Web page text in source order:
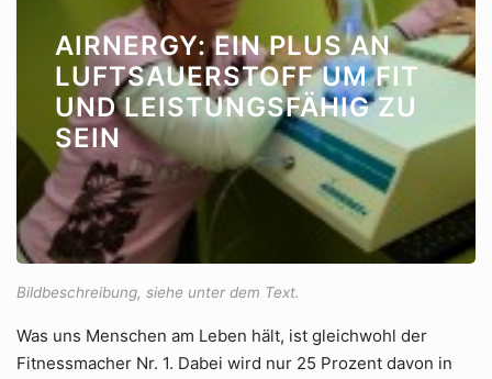
AIRNERGY: EIN PLUS AN
LUFTSAUERSTOFF UM FIT
UND LEISTUNGSFÄHIG ZU
SEIN
Bildbeschreibung, siehe unter dem Text.
Was uns Menschen am Leben hält, ist gleichwohl der
Fitnessmacher Nr. 1. Dabei wird nur 25 Prozent davon in